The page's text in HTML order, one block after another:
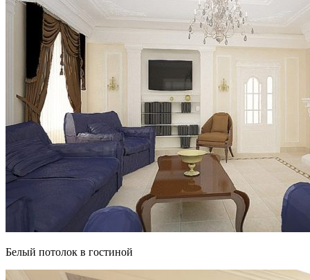
Белый потолок в гостиной